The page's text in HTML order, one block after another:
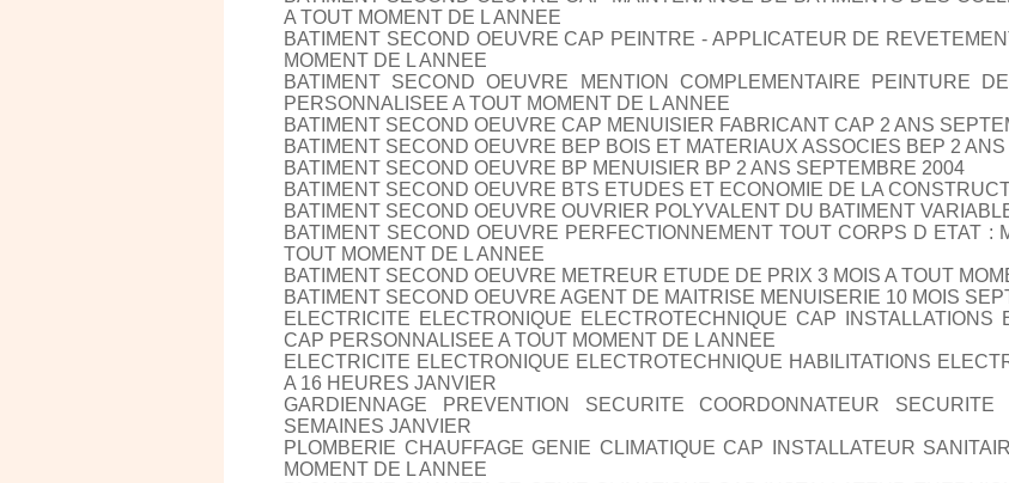
A TOUT MOMENT DE L ANNEE
BATIMENT SECOND OEUVRE CAP PEINTRE - APPLICATEUR DE
MOMENT DE L ANNEE
BATIMENT SECOND OEUVRE MENTION COMPLEMENTAIRE PEINTURE
PERSONNALISEE A TOUT MOMENT DE L ANNEE
BATIMENT SECOND OEUVRE CAP MENUISIER FABRICANT CAP 2 ANS
BATIMENT SECOND OEUVRE BEP BOIS ET MATERIAUX ASSOCIES BEP 2
BATIMENT SECOND OEUVRE BP MENUISIER BP 2 ANS SEPTEMBRE 2004
BATIMENT SECOND OEUVRE BTS ETUDES ET ECONOMIE DE LA
BATIMENT SECOND OEUVRE OUVRIER POLYVALENT DU BATIMENT
BATIMENT SECOND OEUVRE PERFECTIONNEMENT TOUT CORPS D ETAT :
TOUT MOMENT DE L ANNEE
BATIMENT SECOND OEUVRE METREUR ETUDE DE PRIX 3 MOIS A TOUT
BATIMENT SECOND OEUVRE AGENT DE MAITRISE MENUISERIE 10 MOIS
ELECTRICITE ELECTRONIQUE ELECTROTECHNIQUE CAP INSTALLATIONS
CAP PERSONNALISEE A TOUT MOMENT DE L ANNEE
ELECTRICITE ELECTRONIQUE ELECTROTECHNIQUE HABILITATIONS
A 16 HEURES JANVIER
GARDIENNAGE PREVENTION SECURITE COORDONNATEUR
SEMAINES JANVIER
PLOMBERIE CHAUFFAGE GENIE CLIMATIQUE CAP INSTALLATEUR
MOMENT DE L ANNEE